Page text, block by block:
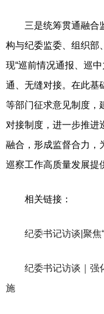
三是统筹贯通融合监
构与纪委监委、组织部
现“巡前情况通报、巡
通、无缝对接。在此基
等部门征求意见制度，
对接制度，进一步推进
融合，形成监督合力，
巡察工作高质量发展提
相关链接：
纪委书记访谈|聚焦
纪委书记访谈｜强
施